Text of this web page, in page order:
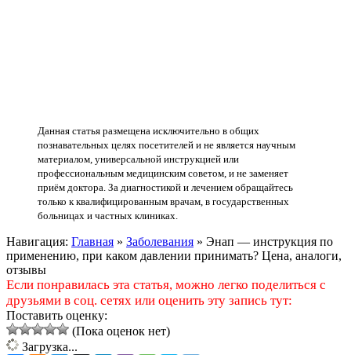
Данная статья размещена исключительно в общих
познавательных целях посетителей и не является научным
материалом, универсальной инструкцией или
профессиональным медицинским советом, и не заменяет
приём доктора. За диагностикой и лечением обращайтесь
только к квалифицированным врачам, в государственных
больницах и частных клиниках.
Навигация: Главная » Заболевания » Энап — инструкция по
применению, при каком давлении принимать? Цена, аналоги,
отзывы
Если понравилась эта статья, можно легко поделиться с
друзьями в соц. сетях или оценить эту запись тут:
Поставить оценку:
(Пока оценок нет)
Загрузка...